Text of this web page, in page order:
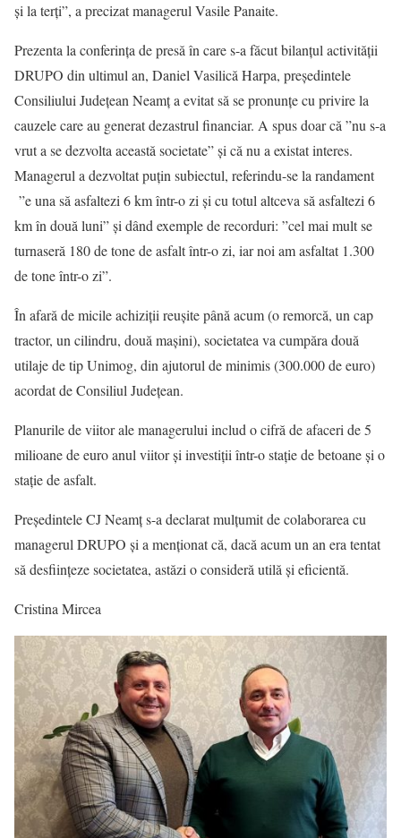
și la terți”, a precizat managerul Vasile Panaite.
Prezenta la conferința de presă în care s-a făcut bilanțul activității
DRUPO din ultimul an, Daniel Vasilică Harpa, președintele
Consiliului Județean Neamț a evitat să se pronunțe cu privire la
cauzele care au generat dezastrul financiar. A spus doar că ”nu s-a
vrut a se dezvolta această societate” și că nu a existat interes.
Managerul a dezvoltat puțin subiectul, referindu-se la randament
”e una să asfaltezi 6 km într-o zi și cu totul altceva să asfaltezi 6
km în două luni” și dând exemple de recorduri: ”cel mai mult se
turnaseră 180 de tone de asfalt într-o zi, iar noi am asfaltat 1.300
de tone într-o zi”.
În afară de micile achiziții reușite până acum (o remorcă, un cap
tractor, un cilindru, două mașini), societatea va cumpăra două
utilaje de tip Unimog, din ajutorul de minimis (300.000 de euro)
acordat de Consiliul Județean.
Planurile de viitor ale managerului includ o cifră de afaceri de 5
milioane de euro anul viitor și investiții într-o stație de betoane și o
stație de asfalt.
Președintele CJ Neamț s-a declarat mulțumit de colaborarea cu
managerul DRUPO și a menționat că, dacă acum un an era tentat
să desființeze societatea, astăzi o consideră utilă și eficientă.
Cristina Mircea